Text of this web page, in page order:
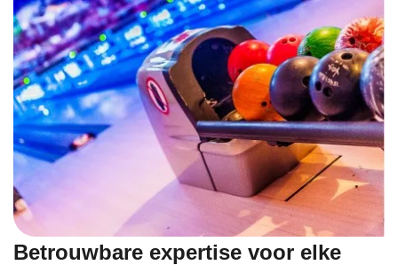
Betrouwbare expertise voor elke